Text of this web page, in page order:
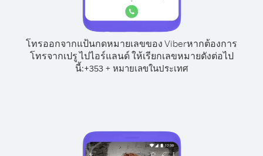
โทรออกจากแป้นกดหมายเลขของ Viberหากต้องการ
โทรจากเปรู ไปไอร์แลนด์ ให้เรียกเลขหมายดังต่อไป
นี้:+353+ หมายเลขในประเทศ